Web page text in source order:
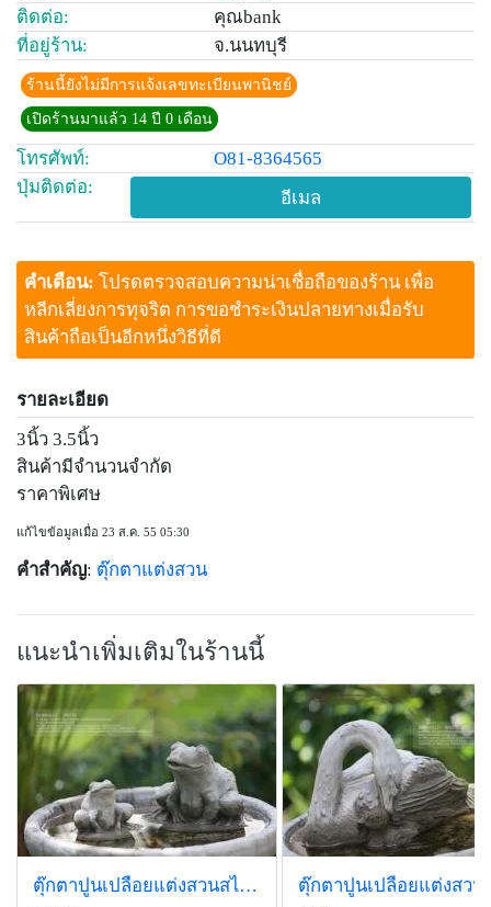
ติดต่อ:
คุณbank
ที่อยู่ร้าน:
จ.นนทบุรี
ร้านนี้ยังไม่มีการแจ้งเลขทะเบียนพานิชย์
เปิดร้านมาแล้ว 14 ปี 0 เดือน
โทรศัพท์:
O81-8364565
ปุ่มติดต่อ:
อีเมล
คำเตือน: โปรดตรวจสอบความน่าเชื่อถือของร้าน เพื่อ
หลีกเลี่ยงการทุจริต การขอชำระเงินปลายทางเมื่อรับ
สินค้าถือเป็นอีกหนึ่งวิธีที่ดี
รายละเอียด
3นิ้ว 3.5นิ้ว
สินค้ามีจำนวนจำกัด
ราคาพิเศษ
แก้ไขข้อมูลเมื่อ 23 ส.ค. 55 05:30
คำสำคัญ: ตุ๊กตาแต่งสวน
แนะนำเพิ่มเติมในร้านนี้
ตุ๊กตาปูนเปลือยแต่งสวนสไตล์อังกฤษ 021